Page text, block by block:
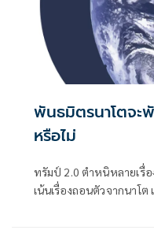
พันธมิตรนาโตจะ
หรือไม่
ทรัมป์ 2.0 ตำหนิหลายเรื่
เน้นเรื่องถอนตัวจากนาโ